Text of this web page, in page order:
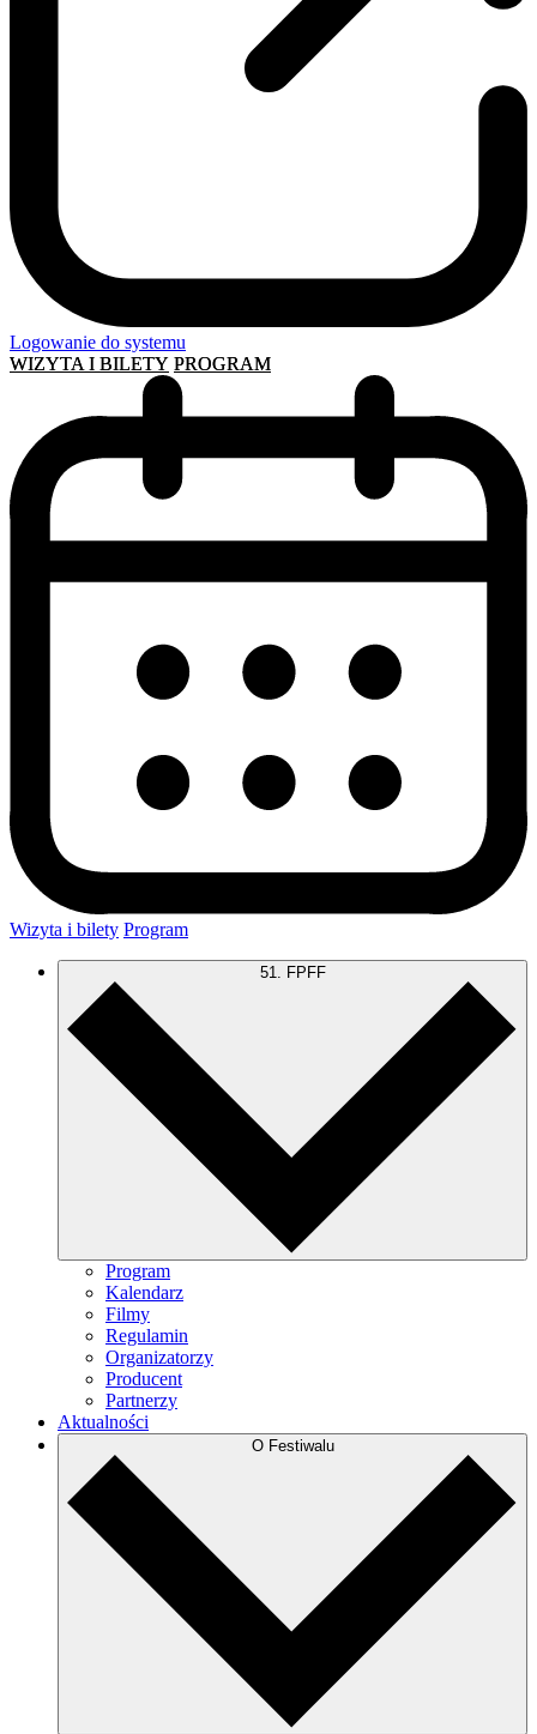
Logowanie do systemu
WIZYTA I BILETY PROGRAM
Wizyta i bilety Program
51. FPFF
Program
Kalendarz
Filmy
Regulamin
Organizatorzy
Producent
Partnerzy
Aktualności
O Festiwalu